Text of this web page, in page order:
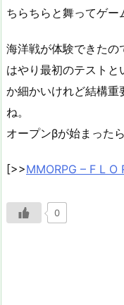
ちらちらと舞ってゲー
海洋戦が体験できたの
はやり最初のテストと
か細かいけれど結構重
ね。
オープンβが始まった
[>>MMORPG – F L O
0